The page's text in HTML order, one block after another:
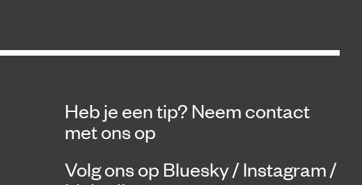
Heb je een tip? Neem contact
met ons op
Volg ons op Bluesky/Instagram/